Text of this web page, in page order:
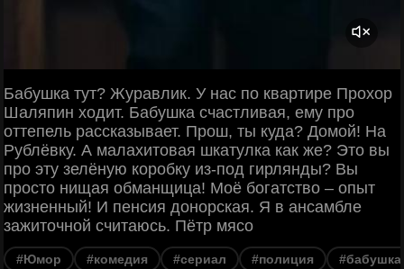
Бабушка тут? Журавлик. У нас по квартире Прохор
Шаляпин ходит. Бабушка счастливая, ему про
оттепель рассказывает. Прош, ты куда? Домой! На
Рублёвку. А малахитовая шкатулка как же? Это вы
про эту зелёную коробку из-под гирлянды? Вы
просто нищая обманщица! Моё богатство – опыт
жизненный! И пенсия донорская. Я в ансамбле
зажиточной считаюсь. Пётр мясо
#Юмор #комедия #сериал #полиция #бабушка